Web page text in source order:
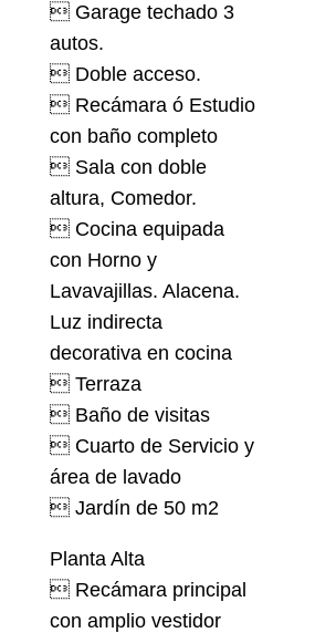
 Garage techado 3
autos.
 Doble acceso.
 Recámara ó Estudio
con baño completo
 Sala con doble
altura, Comedor.
 Cocina equipada
con Horno y
Lavavajillas. Alacena.
Luz indirecta
decorativa en cocina
 Terraza
 Baño de visitas
 Cuarto de Servicio y
área de lavado
 Jardín de 50 m2
Planta Alta
 Recámara principal
con amplio vestidor